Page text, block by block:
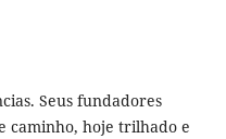
Seus fundadores
caminho, hoje trilhado e